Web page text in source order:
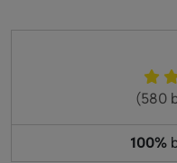
(580
100%